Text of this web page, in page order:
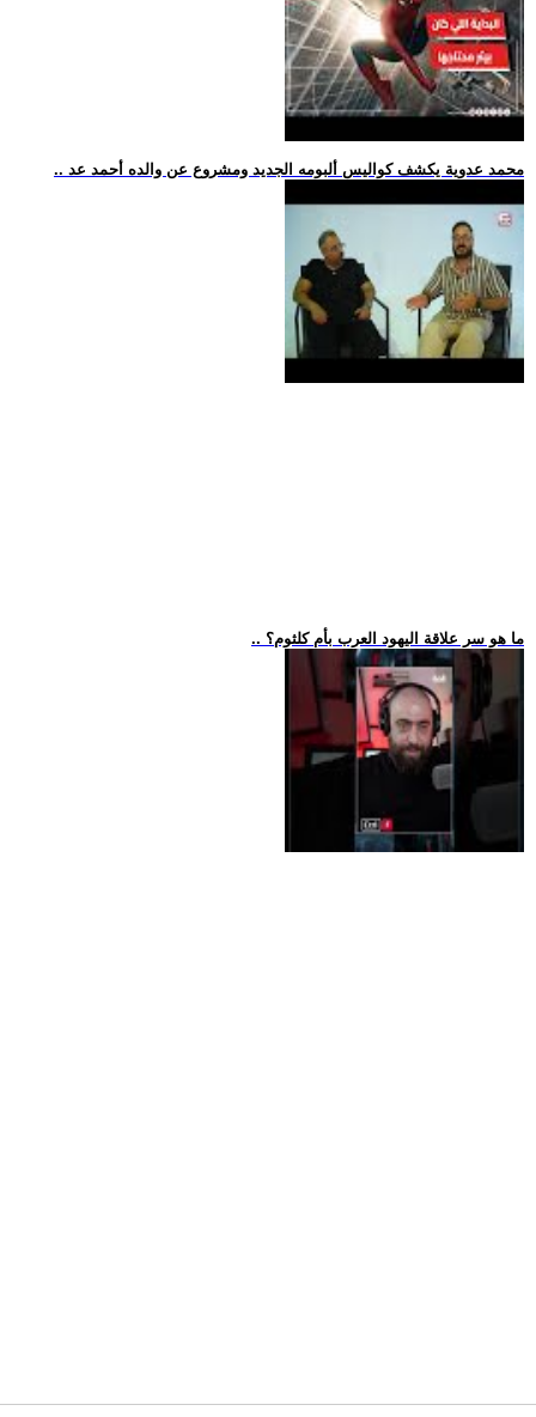
.. محمد عدوية يكشف كواليس ألبومه الجديد ومشروع عن والده أحمد عد
.. ما هو سر علاقة اليهود العرب بأم كلثوم؟